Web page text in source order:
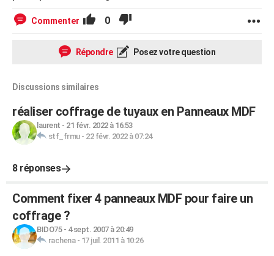
Commenter 0
Répondre Posez votre question
Discussions similaires
réaliser coffrage de tuyaux en Panneaux MDF
laurent - 21 févr. 2022 à 16:53
stf_frmu- 22 févr. 2022 à 07:24
8 réponses
Comment fixer 4 panneaux MDF pour faire un
coffrage ?
BIDO75- 4 sept. 2007 à 20:49
rachena- 17 juil. 2011 à 10:26